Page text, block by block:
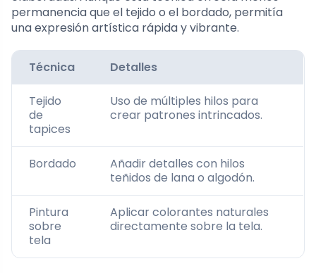
permanencia que el tejido o el bordado, permitía
una expresión artística rápida y vibrante.
Técnica Detalles
Tejido
de
tapices
Uso de múltiples hilos para
crear patrones intrincados.
Bordado
Añadir detalles con hilos
teñidos de lana o algodón.
Pintura
sobre
tela
Aplicar colorantes naturales
directamente sobre la tela.